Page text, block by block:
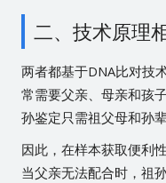
二、技术原理
两者都基于DNA比对技
常需要父亲、母亲和孩
孙鉴定只需祖父母和孙
因此，在样本获取便利
当父亲无法配合时，祖